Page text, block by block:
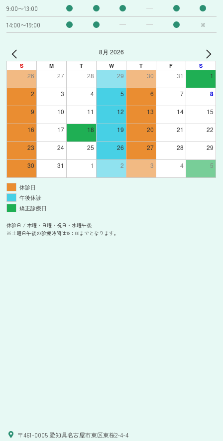
9:00〜13:00
14:00〜19:00
※
8月 2026
S M T W T F S
26 27 28 29 30 31 1
2 3 4 5 6 7 8
9 10 11 12 13 14 15
16 17 18 19 20 21 22
23 24 25 26 27 28 29
30 31 1 2 3 4 5
休診日
午後休診
矯正診療日
休診日 / 木曜・日曜・祝日・水曜午後
※土曜日午後の診療時間は18：00までとなります。
〒461-0005 愛知県名古屋市東区東桜2-4-4